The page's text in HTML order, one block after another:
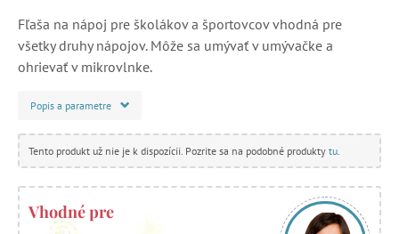
Fľaša na nápoj pre školákov a športovcov vhodná pre
všetky druhy nápojov. Môže sa umývať v umývačke a
ohrievať v mikrovlnke.
Popis a parametre
Tento produkt už nie je k dispozícii. Pozrite sa na podobné produkty tu
Vhodné pre